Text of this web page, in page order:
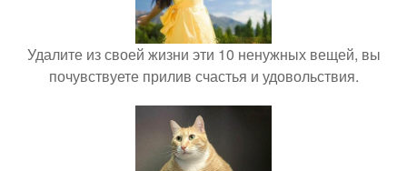
Удалите из своей жизни эти 10 ненужных вещей, вы
почувствуете прилив счастья и удовольствия.